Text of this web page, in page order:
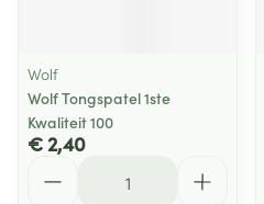
Wolf
Wolf Tongspatel 1ste
Kwaliteit 100
€ 2,40